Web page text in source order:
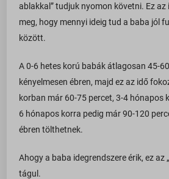
ablakkal” tudjuk nyomon követni. Ez
meg, hogy mennyi ideig tud a baba jól
között.
A 0-6 hetes korú babák átlagosan 45-
kényelmesen ébren, majd ez az idő
korban már 60-75 percet, 3-4 hónapos
6 hónapos korra pedig már 90-120
ébren tölthetnek.
Ahogy a baba idegrendszere érik, ez az
tágul.